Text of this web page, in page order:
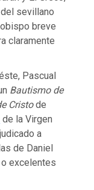
sevillano
breve
claramente
Pascual
Bautismo de
Cristode
de la Virgen
a
de Daniel
excelentes